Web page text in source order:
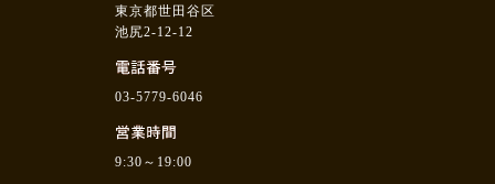
東京都世田谷区
池尻2-12-12
03-5779-6046
9:30～19:00